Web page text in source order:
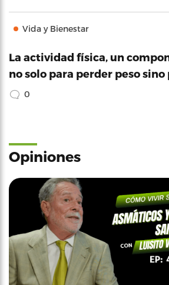
Vida y Bienestar
La actividad física, un
no solo para perder peso sino
0
Opiniones